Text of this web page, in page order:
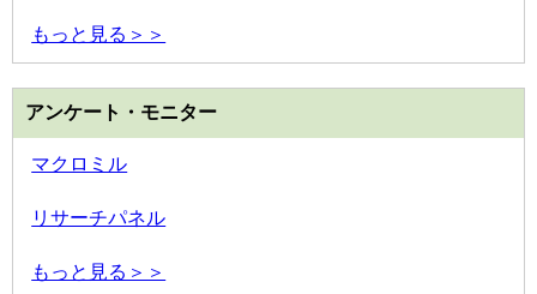
もっと見る＞＞
アンケート・モニター
マクロミル
リサーチパネル
もっと見る＞＞